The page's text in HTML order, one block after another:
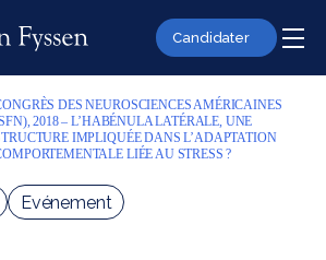
Candidater
DES NEUROSCIENCES AMÉRICAINES
2018 – L’HABÉNULA LATÉRALE, UNE
IMPLIQUÉE DANS L’ADAPTATION
LIÉE AU STRESS ?
Evénement